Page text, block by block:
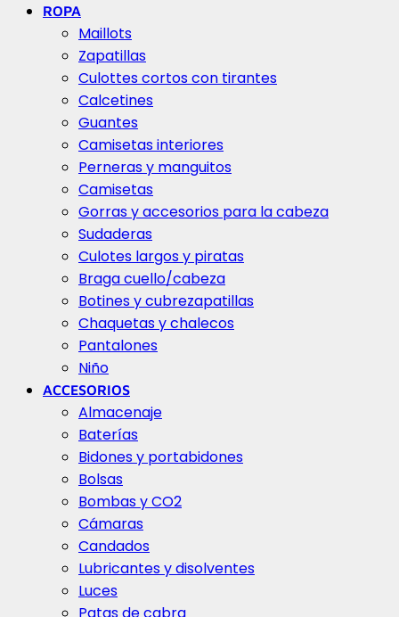
ROPA
Maillots
Zapatillas
Culottes cortos con tirantes
Calcetines
Guantes
Camisetas interiores
Perneras y manguitos
Camisetas
Gorras y accesorios para la cabeza
Sudaderas
Culotes largos y piratas
Braga cuello/cabeza
Botines y cubrezapatillas
Chaquetas y chalecos
Pantalones
Niño
ACCESORIOS
Almacenaje
Baterías
Bidones y portabidones
Bolsas
Bombas y CO2
Cámaras
Candados
Lubricantes y disolventes
Luces
Patas de cabra